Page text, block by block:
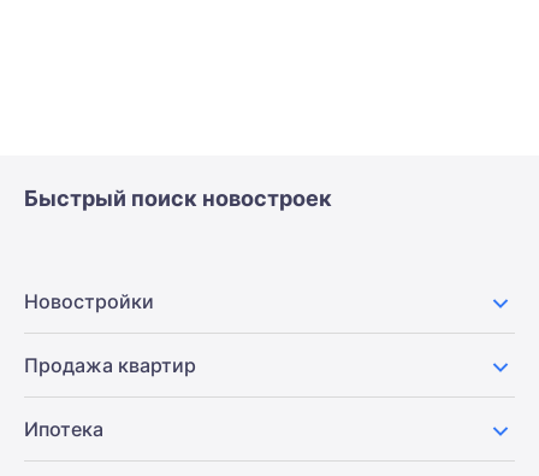
Быстрый поиск новостроек
Новостройки
Продажа квартир
Ипотека